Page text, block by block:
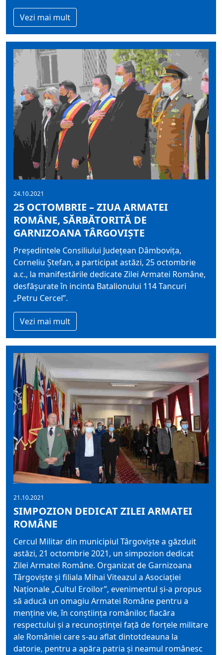
Vezi mai mult
24.10.2021
25 OCTOMBRIE – ZIUA ARMATEI
ROMÂNE, SĂRBĂTORITĂ DE
GARNIZOANA TÂRGOVIȘTE
Președintele Consiliului Județean Dâmbovița,
Corneliu Ștefan, a participat astăzi, 25 octombrie
a.c., la manifestările dedicate Zilei Armatei Române,
desfășurate în incinta Batalionului 114 Tancuri
„Petru Cercel”.
Vezi mai mult
21.10.2021
SIMPOZION DEDICAT ZILEI ARMATEI
ROMÂNE
Cercul Militar din municipiul Târgoviște a găzduit
astăzi, 21 octombrie 2021, un simpozion dedicat
Zilei Armatei Române. Organizat de Garnizoana
Târgoviște și filiala Mihai Viteazul a Asociației
Naționale „Cultul Eroilor”, evenimentul și-a propus
să aducă un omagiu Armatei Române pentru a
menține vie, în conștiința românilor, flacăra
respectului și a recunoștinței față de forțele militare
ale României care s-au aflat dintotdeauna la
datorie, pentru a apăra patria și neamul românesc